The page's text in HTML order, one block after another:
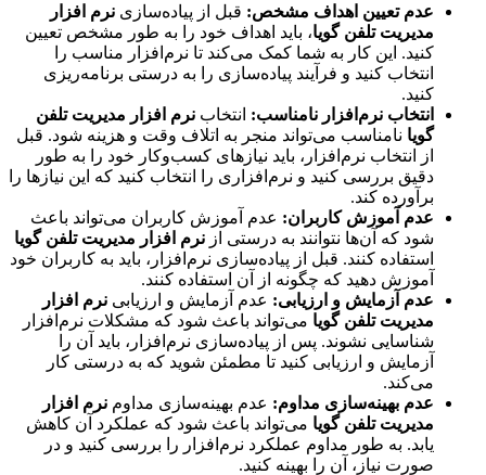
عدم تعیین اهداف مشخص: قبل از پیاده‌سازی نرم افزار
مدیریت تلفن گویا، باید اهداف خود را به طور مشخص تعیین
کنید. این کار به شما کمک می‌کند تا نرم‌افزار مناسب را
انتخاب کنید و فرآیند پیاده‌سازی را به درستی برنامه‌ریزی
کنید.
انتخاب نرم‌افزار نامناسب: انتخاب نرم افزار مدیریت تلفن
گویا نامناسب می‌تواند منجر به اتلاف وقت و هزینه شود. قبل
از انتخاب نرم‌افزار، باید نیازهای کسب‌وکار خود را به طور
دقیق بررسی کنید و نرم‌افزاری را انتخاب کنید که این نیازها را
برآورده کند.
عدم آموزش کاربران: عدم آموزش کاربران می‌تواند باعث
شود که آن‌ها نتوانند به درستی از نرم افزار مدیریت تلفن گویا
استفاده کنند. قبل از پیاده‌سازی نرم‌افزار، باید به کاربران خود
آموزش دهید که چگونه از آن استفاده کنند.
عدم آزمایش و ارزیابی: عدم آزمایش و ارزیابی نرم افزار
مدیریت تلفن گویا می‌تواند باعث شود که مشکلات نرم‌افزار
شناسایی نشوند. پس از پیاده‌سازی نرم‌افزار، باید آن را
آزمایش و ارزیابی کنید تا مطمئن شوید که به درستی کار
می‌کند.
عدم بهینه‌سازی مداوم: عدم بهینه‌سازی مداوم نرم افزار
مدیریت تلفن گویا می‌تواند باعث شود که عملکرد آن کاهش
یابد. به طور مداوم عملکرد نرم‌افزار را بررسی کنید و در
صورت نیاز، آن را بهینه کنید.